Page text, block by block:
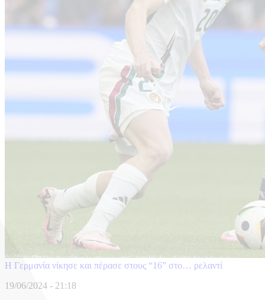
Η Γερμανία νίκησε και πέρασε στους “16” στο… ρελαντί
19/06/2024 - 21:18